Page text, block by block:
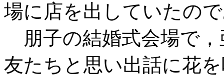
場に店を出していたの
朋子の結婚式会場で
友たちと思い出話に花